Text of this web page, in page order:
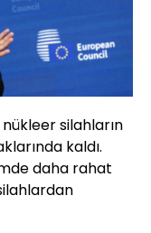
silahların
kaldı.
daha rahat